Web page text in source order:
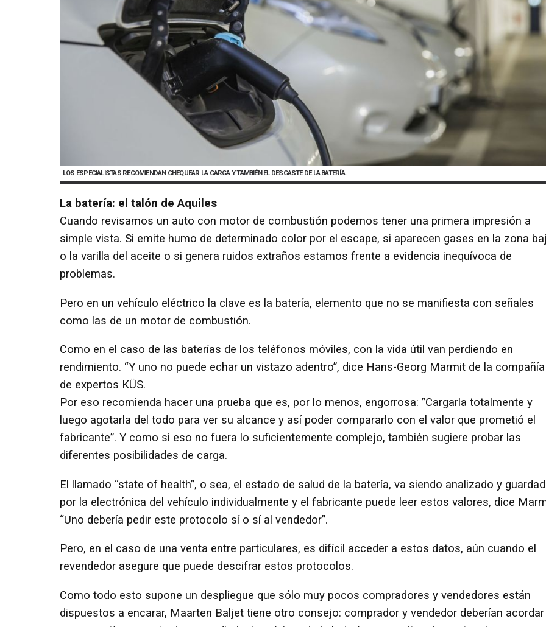
LOS ESPECIALISTAS RECOMIENDAN CHEQUEAR LA CARGA Y TAMBIÉN EL DESGASTE DE LA BATERÍA.
La batería: el talón de Aquiles
Cuando revisamos un auto con motor de combustión podemos tener una primera impresión a
simple vista. Si emite humo de determinado color por el escape, si aparecen gases en la zona
o la varilla del aceite o si genera ruidos extraños estamos frente a evidencia inequívoca de
problemas.
Pero en un vehículo eléctrico la clave es la batería, elemento que no se manifiesta con señales
como las de un motor de combustión.
Como en el caso de las baterías de los teléfonos móviles, con la vida útil van perdiendo en
rendimiento. “Y uno no puede echar un vistazo adentro”, dice Hans-Georg Marmit de la compañía
de expertos KÜS.
Por eso recomienda hacer una prueba que es, por lo menos, engorrosa: ”Cargarla totalmente y
luego agotarla del todo para ver su alcance y así poder compararlo con el valor que prometió el
fabricante”. Y como si eso no fuera lo suficientemente complejo, también sugiere probar las
diferentes posibilidades de carga.
El llamado “state of health”, o sea, el estado de salud de la batería, va siendo analizado y
por la electrónica del vehículo individualmente y el fabricante puede leer estos valores, dice
“Uno debería pedir este protocolo sí o sí al vendedor”.
Pero, en el caso de una venta entre particulares, es difícil acceder a estos datos, aún cuando el
revendedor asegure que puede descifrar estos protocolos.
Como todo esto supone un despliegue que sólo muy pocos compradores y vendedores están
dispuestos a encarar, Maarten Baljet tiene otro consejo: comprador y vendedor deberían acordar